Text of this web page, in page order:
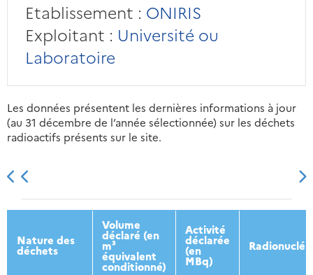
Etablissement : ONIRIS
Exploitant : Université ou
Laboratoire
Les données présentent les dernières informations à jour
(au 31 décembre de l’année sélectionnée) sur les déchets
radioactifs présents sur le site.
2013 2014 2015 2016
Nature des
déchets
Volume
déclaré (en
m³
équivalent
conditionné)
Activité
déclarée
(en
MBq)